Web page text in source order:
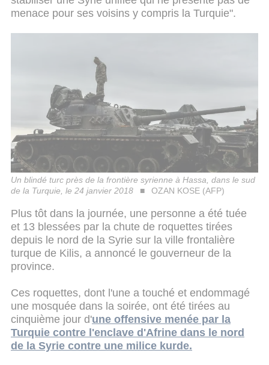
menace pour ses voisins y compris la Turquie".
Un blindé turc près de la frontière syrienne à Hassa, dans le sud
de la Turquie, le 24 janvier 2018
OZAN KOSE (AFP)
Plus tôt dans la journée, une personne a été tuée
et 13 blessées par la chute de roquettes tirées
depuis le nord de la Syrie sur la ville frontalière
turque de Kilis, a annoncé le gouverneur de la
province.
Ces roquettes, dont l'une a touché et endommagé
une mosquée dans la soirée, ont été tirées au
cinquième jour d'une offensive menée par la
Turquie contre l'enclave d'Afrine dans le nord
de la Syrie contre une milice kurde.